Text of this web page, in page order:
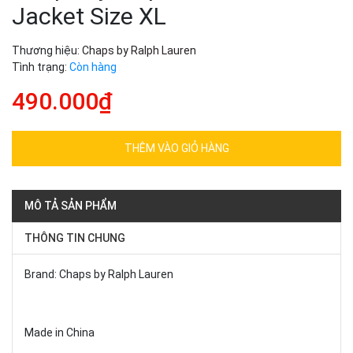
Jacket Size XL
Thương hiệu: Chaps by Ralph Lauren
Tình trạng: Còn hàng
490.000₫
THÊM VÀO GIỎ HÀNG
MÔ TẢ SẢN PHẨM
THÔNG TIN CHUNG
Brand: Chaps by Ralph Lauren
Made in China